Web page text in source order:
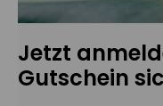
Jetzt
Gutschein